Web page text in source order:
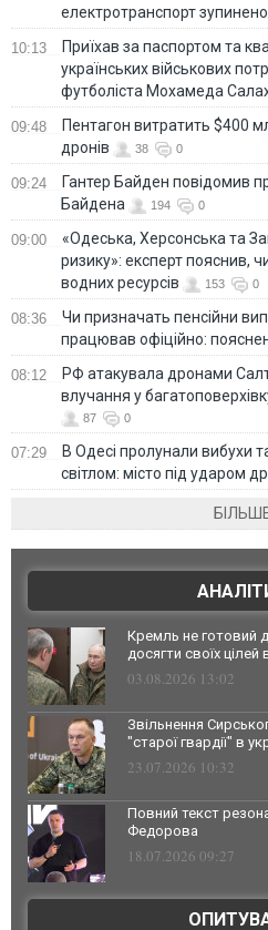
електротранспорт
10:13
Приїхав за паспортом та
українських військових
футболіста Мохамеда
09:48
Пентагон витратить $400
дронів
38 0
09:24
Гантер Байден повідомив
Байдена
194 0
09:00
«Одеська, Херсонська та
ризику»: експерт пояснив,
водних ресурсів
153 0
08:36
Чи призначать пенсійни
працював офіційно:
08:12
РФ атакувала дронами
влучання у
87 0
07:29
В Одесі пролунали вибухи
світлом: місто під ударом
Кремль не готовий
досягти своїх
03.08.2026 13:02
Звільнення
"старої гвардії" в
23.07.2026 10:32
Повний текст
Федорова
18.07.2026 09:27